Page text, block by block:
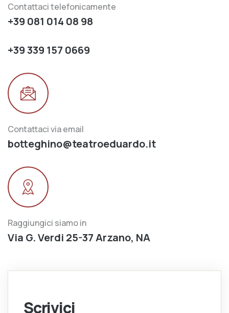
Contattaci telefonicamente
+39 081 014 08 98
+39 339 157 0669
Contattaci via email
botteghino@teatroeduardo.it
Raggiungici siamo in
Via G. Verdi 25-37 Arzano, NA
Scrivici